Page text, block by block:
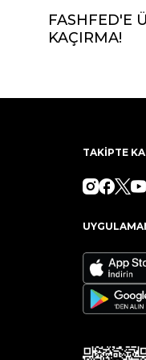
FASHFED'E
KAÇIRMA!
TAKİPTE